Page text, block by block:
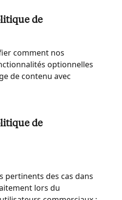
de
comment nos
optionnelles
de contenu avec
de
pertinents des cas dans
lors du